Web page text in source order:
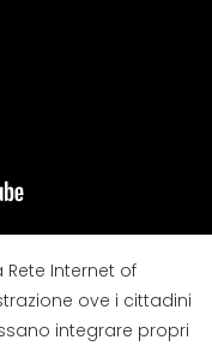
Internet of
ove i cittadini
integrare propri